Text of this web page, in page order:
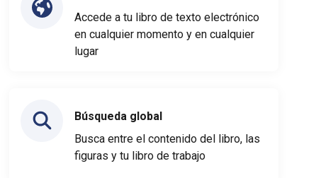
Accede a tu libro de texto electrónico
en cualquier momento y en cualquier
lugar
Búsqueda global
Busca entre el contenido del libro, las
figuras y tu libro de trabajo